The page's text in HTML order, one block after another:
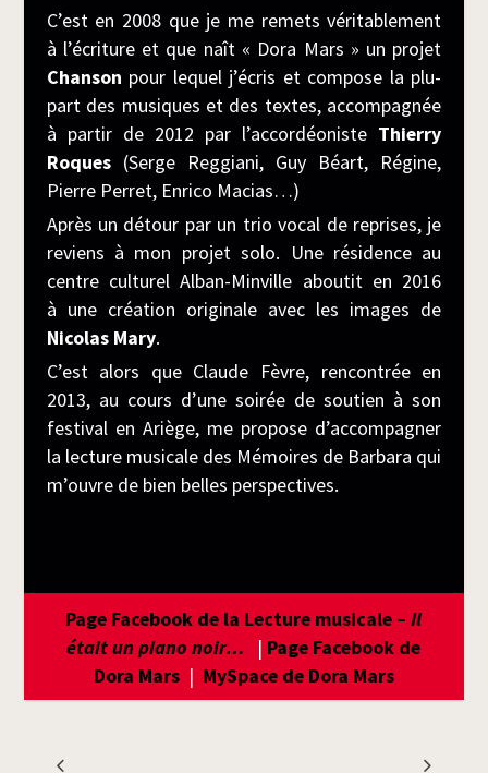
C’est en 2008 que je me remets véri­ta­ble­ment
à l’écriture et que naît « Dora Mars » un pro­jet
Chan­son pour lequel j’écris et com­pose la plu­
part des musiques et des textes, accom­pa­gnée
à par­tir de 2012 par l’accordéoniste Thier­ry
Roques(Serge Reg­gia­ni, Guy Béart, Régine,
Pierre Per­ret, Enri­co Macias…)
Après un détour par un trio vocal de reprises, je
reviens à mon pro­jet solo. Une rési­dence au
centre cultu­rel Alban-Min­ville abou­tit en 2016
à une créa­tion ori­gi­nale avec les images de
Nico­las Mary.
C’est alors que Claude Fèvre, ren­con­trée en
2013, au cours d’une soi­rée de sou­tien à son
fes­ti­val en Ariège, me pro­pose d’accompagner
la lec­ture musi­cale des Mémoires de Bar­ba­ra qui
m’ouvre de bien belles perspectives.
Page Face­book de la Lec­ture musi­cale –Il
était un pia­no noir…
| Page Face­book de
Dora Mars | MyS­pace de Dora Mars